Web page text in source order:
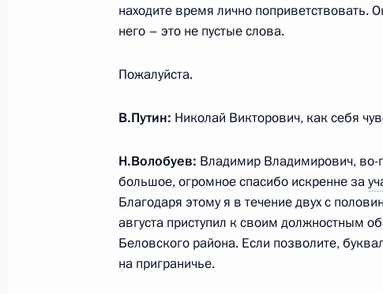
20 апреля, понедельник
Мельниченко
17 апреля, пятница
Совещание с постоянными членами
17 апреля 2026 года, 17:00 Московская область,
находите время лично поприветствовать.
него – это не пустые слова.
Пожалуйста.
В.Путин: Николай Викторович, как себя
Н.Волобуев: Владимир Владимирович, во-
большое, огромное спасибо искренне за
Благодаря этому я в течение двух с
августа приступил к своим должностным
Беловского района. Если позволите,
на приграничье.